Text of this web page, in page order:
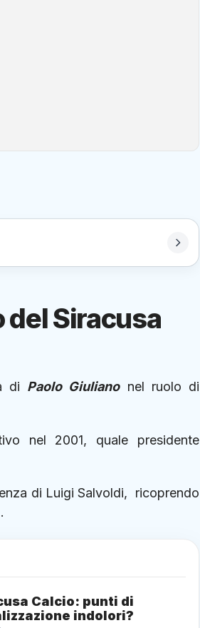
del Siracusa
di Paolo Giulianonel ruolo di
nel 2001, quale presidente
di Luigi Salvoldi, ricoprendo
Calcio: punti di
indolori?